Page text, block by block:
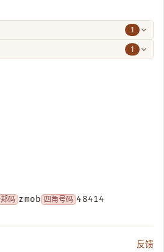
1
1
郑码 zmob 四角号码 48414
反馈